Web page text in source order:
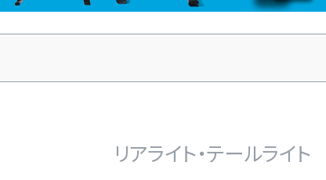
リアライト・テールライト